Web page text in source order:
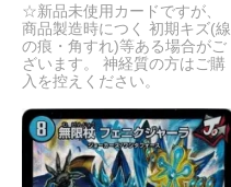
☆新品未使用カードですが、
商品製造時につく 初期キズ(線
の痕・角すれ)等ある場合がご
ざいます。 神経質の方はご購
入を控えください。